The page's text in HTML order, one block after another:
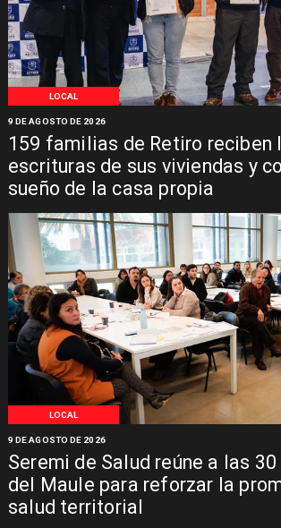
LOCAL
159 familias de Retiro reciben
escrituras de sus viviendas y
sueño de la casa propia
9 DE AGOSTO DE 2026
LOCAL
Seremi de Salud reúne a las
del Maule para reforzar la
salud territorial
9 DE AGOSTO DE 2026